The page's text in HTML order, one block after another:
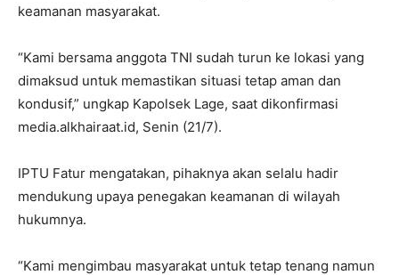
keamanan masyarakat.
“Kami bersama anggota TNI sudah turun ke lokasi yang
dimaksud untuk memastikan situasi tetap aman dan
kondusif,” ungkap Kapolsek Lage, saat dikonfirmasi
media.alkhairaat.id, Senin (21/7).
IPTU Fatur mengatakan, pihaknya akan selalu hadir
mendukung upaya penegakan keamanan di wilayah
hukumnya.
“Kami mengimbau masyarakat untuk tetap tenang namun